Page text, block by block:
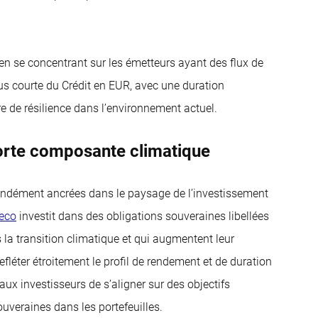
se concentrant sur les émetteurs ayant des flux de
courte du Crédit en EUR, avec une duration
de résilience dans l’environnement actuel.
composante climatique
ancrées dans le paysage de l’investissement
investit dans des obligations souveraines libellées
transition climatique et qui augmentent leur
étroitement le profil de rendement et de duration
investisseurs de s’aligner sur des objectifs
dans les portefeuilles.